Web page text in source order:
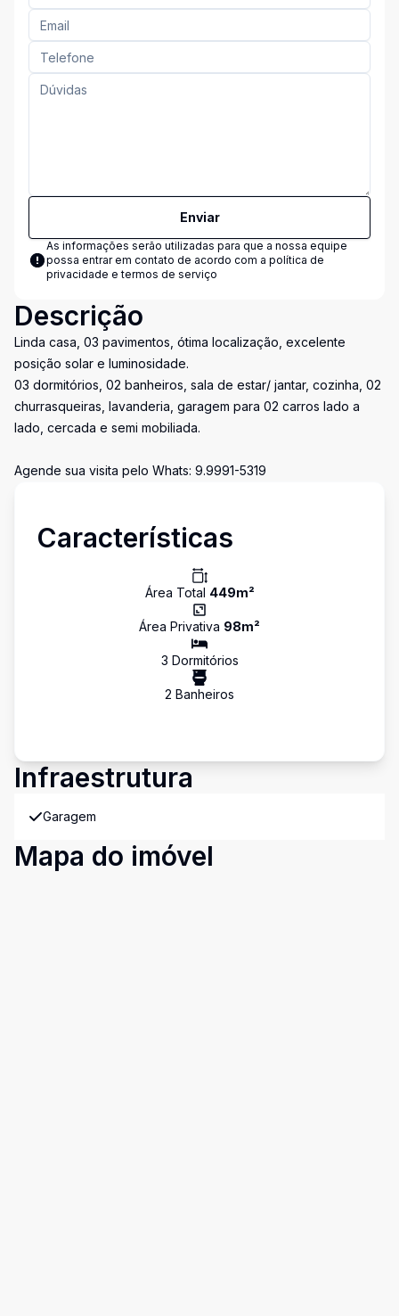
Enviar
As informações serão utilizadas para que a nossa equipe
possa entrar em contato de acordo com a política de
privacidade e termos de serviço
Descrição
Linda casa, 03 pavimentos, ótima localização, excelente
posição solar e luminosidade.
03 dormitórios, 02 banheiros, sala de estar/ jantar, cozinha, 02
churrasqueiras, lavanderia, garagem para 02 carros lado a
lado, cercada e semi mobiliada.
Agende sua visita pelo Whats: 9.9991-5319
Características
Área Total 449m²
Área Privativa 98m²
3 Dormitórios
2 Banheiros
Infraestrutura
Garagem
Mapa do imóvel